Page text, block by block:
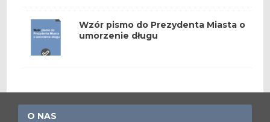
Wzór pismo do Prezydenta Miasta o
umorzenie długu
O NAS